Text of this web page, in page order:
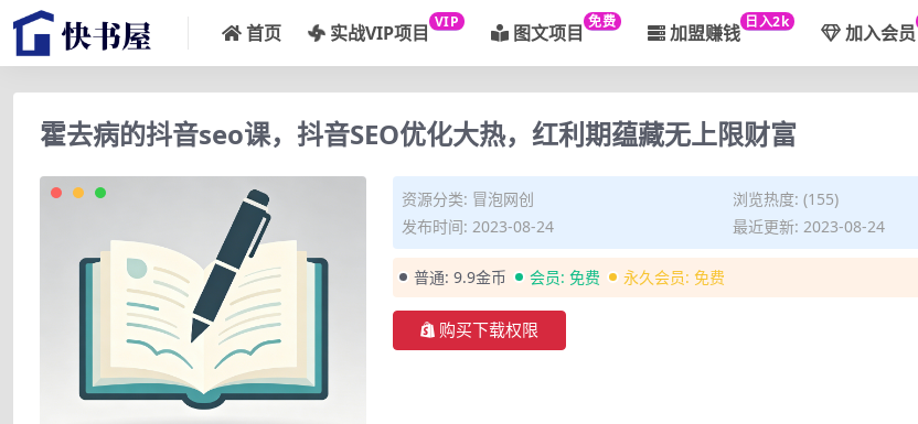
首页 实战VIP项目 VIP 图文项目 免费 加盟赚钱 日入2k 加入会员
霍去病的抖音seo课，抖音SEO优化大热，红利期蕴藏无上限财富
资源分类: 冒泡网创
浏览热度: (155)
发布时间: 2023-08-24
最近更新: 2023-08-24
普通: 9.9金币 会员: 免费 永久会员: 免费
购买下载权限